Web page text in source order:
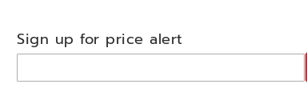
Sign up for price alert